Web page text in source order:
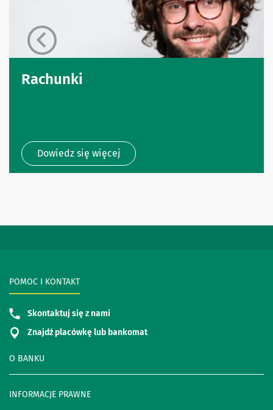
Rachunki
Dowiedz się więcej
O BANKU
INFORMACJE PRAWNE
POMOC I KONTAKT
Skontaktuj się z nami
Znajdź placówkę lub bankomat